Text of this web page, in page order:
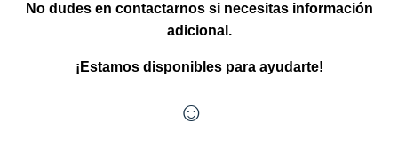
No dudes en contactarnos si necesitas información
adicional.
¡Estamos disponibles para ayudarte!
☺